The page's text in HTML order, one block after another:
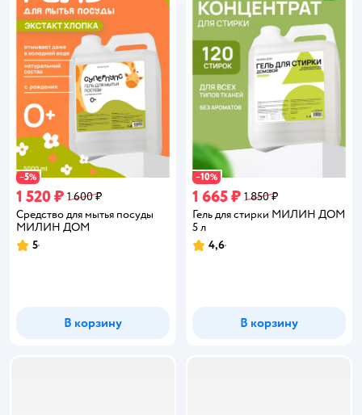
−5%
1 520 ₽ 1 600 ₽
Средство для мытья посуды
МИЛИН ДОМ
Рейтинг:
5
В корзину
−10%
1 665 ₽ 1 850 ₽
Гель для стирки МИЛИН ДОМ
5 л
Рейтинг:
4,6
В корзину